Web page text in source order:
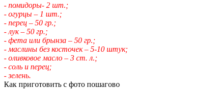
- помидоры- 2 шт.;
- огурцы – 1 шт.;
- перец – 50 гр.;
- лук – 50 гр.;
- фета или брынза – 50 гр.;
- маслины без косточек – 5-10 штук;
- оливковое масло – 3 ст. л.;
- соль и перец;
- зелень.
Как приготовить с фото пошагово